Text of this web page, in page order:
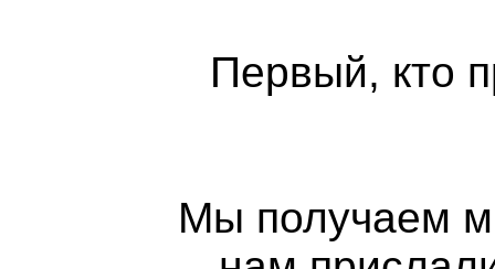
Первый, кто
Мы получаем